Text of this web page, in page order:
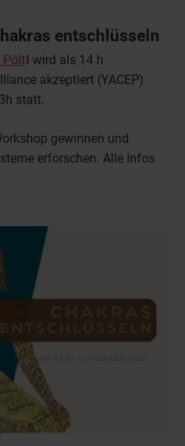
entschlüsseln
Pöltl wird als 14 h
akzeptiert (YACEP)
statt.
gewinnen und
erforschen. Alle Infos